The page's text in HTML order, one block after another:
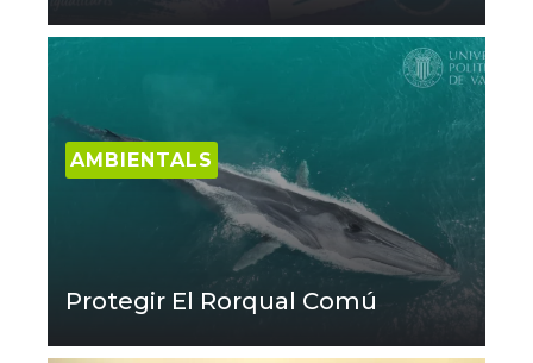
AMBIENTALS
Protegir El Rorqual Comú